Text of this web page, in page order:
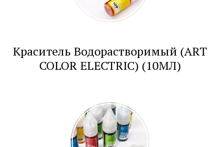
Краситель Водорастворимый (ART
COLOR ELECTRIC) (10МЛ)